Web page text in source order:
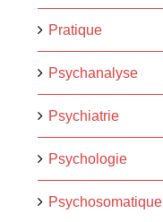
Pratique
Psychanalyse
Psychiatrie
Psychologie
Psychosomatique